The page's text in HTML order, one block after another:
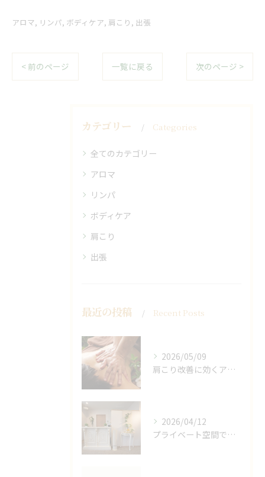
アロマ リンパ ボディケア 肩こり 出張
< 前のページ 一覧に戻る 次のページ >
カテゴリー Categories
全てのカテゴリー
アロマ
リンパ
ボディケア
肩こり
出張
最近の投稿 Recent Posts
2026/05/09
肩こり改善に効くアロマリンパの手技と効果
2026/04/12
プライベート空間で極上アロマリンパケアの効果